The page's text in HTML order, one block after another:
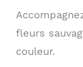
fleurs
couleur.